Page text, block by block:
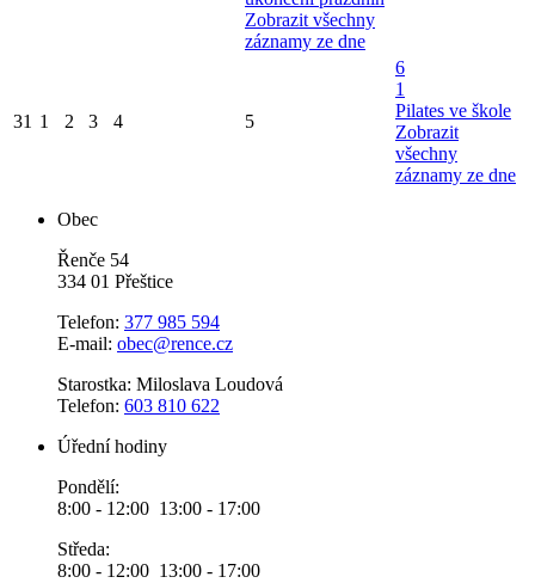
Zobrazit všechny
záznamy ze dne
31 1 2 3 4 5
6
1
Pilates ve škole
Zobrazit
všechny
záznamy ze dne
Obec
Řenče 54
334 01 Přeštice
Telefon: 377 985 594
E-mail: obec@rence.cz
Starostka: Miloslava Loudová
Telefon: 603 810 622
Úřední hodiny
Pondělí:
8:00 - 12:00 13:00 - 17:00
Středa:
8:00 - 12:00 13:00 - 17:00